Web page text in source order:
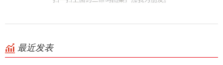
最近发表